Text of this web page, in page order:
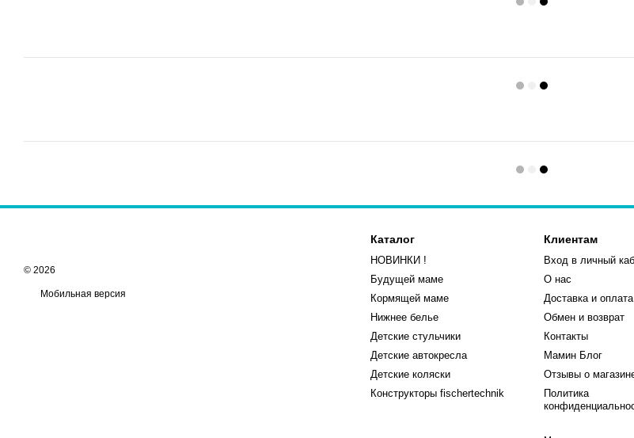
© 2026
Мобильная версия
Каталог
НОВИНКИ !
Будущей маме
Кормящей маме
Нижнее белье
Детские стульчики
Детские автокресла
Детские коляски
Конструкторы fischertechnik
Клиентам
Вход в личный
О нас
Доставка и оплата
Обмен и возврат
Контакты
Мамин Блог
Отзывы о
Политика